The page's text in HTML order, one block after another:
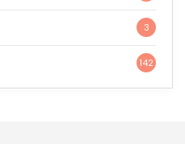
3
142